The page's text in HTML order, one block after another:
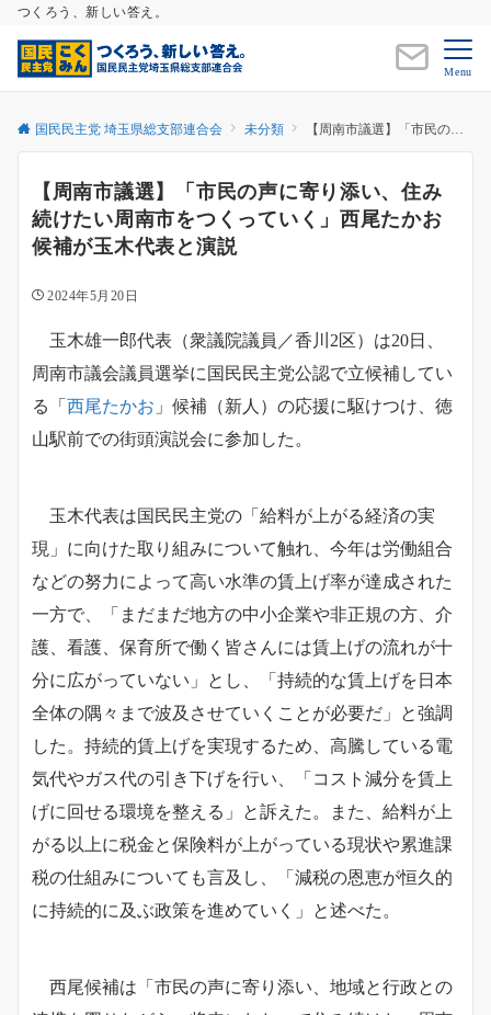
つくろう、新しい答え。
Menu
国民民主党 埼玉県総支部連合会 未分類 【周南市議選】「市民の声に寄り添い、住み続けたい周南市をつくっていく」西尾たかお候補が玉木代表と演説
【周南市議選】「市民の声に寄り添い、住み
続けたい周南市をつくっていく」西尾たかお
候補が玉木代表と演説
2024年5月20日
玉木雄一郎代表（衆議院議員／香川2区）は20日、
周南市議会議員選挙に国民民主党公認で立候補してい
る「 西尾たかお 」候補（新人）の応援に駆けつけ、徳
山駅前での街頭演説会に参加した。
玉木代表は国民民主党の「給料が上がる経済の実
現」に向けた取り組みについて触れ、今年は労働組合
などの努力によって高い水準の賃上げ率が達成された
一方で、「まだまだ地方の中小企業や非正規の方、介
護、看護、保育所で働く皆さんには賃上げの流れが十
分に広がっていない」とし、「持続的な賃上げを日本
全体の隅々まで波及させていくことが必要だ」と強調
した。持続的賃上げを実現するため、高騰している電
気代やガス代の引き下げを行い、「コスト減分を賃上
げに回せる環境を整える」と訴えた。また、給料が上
がる以上に税金と保険料が上がっている現状や累進課
税の仕組みについても言及し、「減税の恩恵が恒久的
に持続的に及ぶ政策を進めていく」と述べた。
西尾候補は「市民の声に寄り添い、地域と行政との